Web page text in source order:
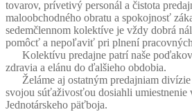
tovarov, prívetivý personál a čistota
maloobchodného obratu a spokojnosť
sedemčlennom kolektíve je vždy dobrá
pomôcť a nepoľaviť pri plnení
Kolektívu predajne patrí naše
zdravia a elánu do ďalšieho obdobia.
Želáme aj ostatným predajniam divízie
svojou súťaživosťou dosiahli umiestnenie
Jednotárskeho päťboja.